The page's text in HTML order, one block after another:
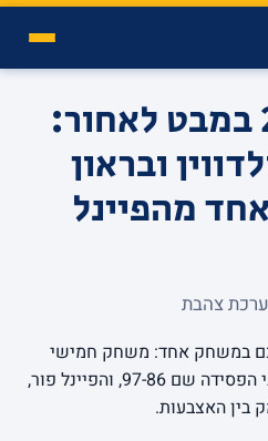
עונת 2022-23 במבט לאחור:
ובראון
מהפיינל
אפשר לסכם במשחק אחד: משחק חמישי
במונאקו, 10 במאי 2023. מכבי הפסידה שם 97-86, והפיינל פור,
בין האצבעות.